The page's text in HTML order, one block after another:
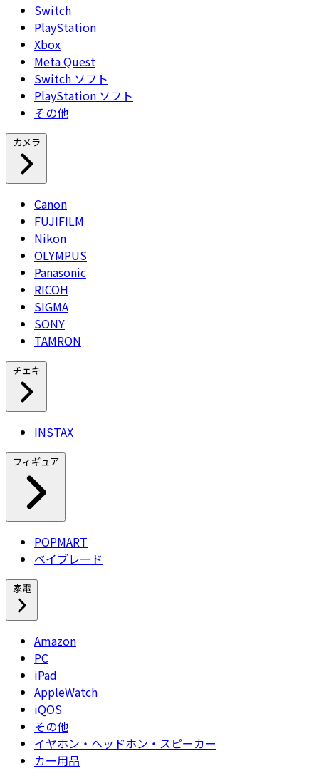
Switch
PlayStation
Xbox
Meta Quest
Switch ソフト
PlayStation ソフト
その他
カメラ
Canon
FUJIFILM
Nikon
OLYMPUS
Panasonic
RICOH
SIGMA
SONY
TAMRON
チェキ
INSTAX
フィギュア
POPMART
ベイブレード
家電
Amazon
PC
iPad
AppleWatch
iQOS
その他
イヤホン・ヘッドホン・スピーカー
カー用品